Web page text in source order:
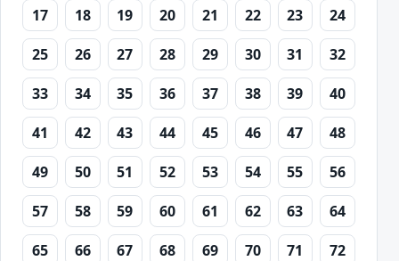
17
18 19 20 21 22 23
24
25
26 27 28 29 30 31
32
33
34 35 36 37 38 39
40
41
42 43 44 45 46 47
48
49
50 51 52 53 54 55
56
57
58 59 60 61 62 63
64
65
66 67 68 69 70 71
72